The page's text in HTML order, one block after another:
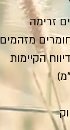
זרימה
חומרים מזהמים
הקיימות